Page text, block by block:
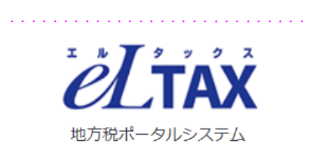
・・・・・・・・・・・・・・・・・・・・・・・・・・・・